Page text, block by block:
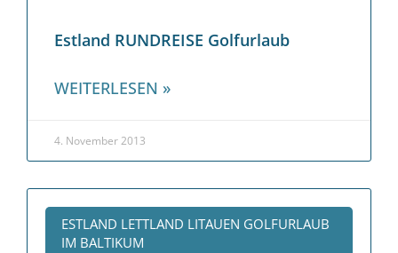
Estland RUNDREISE Golfurlaub
WEITERLESEN »
4. November 2013
ESTLAND LETTLAND LITAUEN GOLFURLAUB
IM BALTIKUM